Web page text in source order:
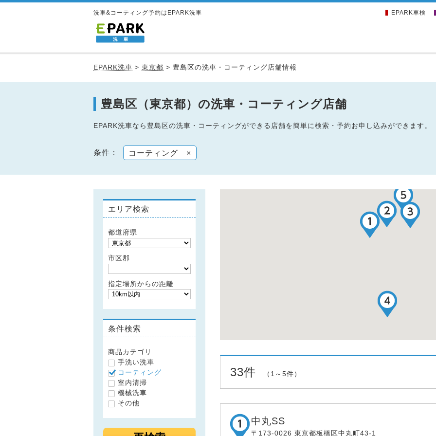
洗車&コーティング予約はEPARK洗車 EPARK車検
EPARK洗車 > 東京都 > 豊島区の洗車・コーティング店舗情報
豊島区（東京都）の洗車・コーティング店舗
EPARK洗車なら豊島区の洗車・コーティングができる店舗を簡単に検索・予約お申し込みができます。
条件： コーティング ×
エリア検索
都道府県
市区郡
指定場所からの距離
条件検索
商品カテゴリ
手洗い洗車
コーティング
室内清掃
機械洗車
その他
33件 （1～5件）
中丸SS
〒173-0026 東京都板橋区中丸町43-1